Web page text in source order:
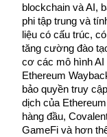
Thông tin
Phân tích dữ
blockchain và AI,
phi tập trung và
liệu có cấu trúc,
tăng cường đào
cơ các mô hình AI
Ethereum
bảo quyền truy
dịch của
hàng đầu,
GameFi và hơn